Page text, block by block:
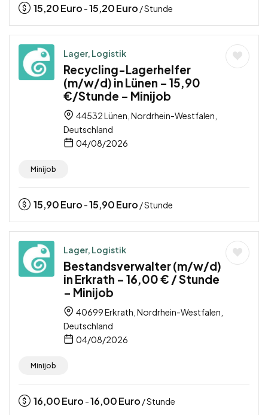
15,20Euro -15,20Euro / Stunde
Lager, Logistik
Recycling-Lagerhelfer
(m/w/d) in Lünen – 15,90
€/Stunde – Minijob
44532 Lünen, Nordrhein-Westfalen,
Deutschland
04/08/2026
Minijob
15,90Euro -15,90Euro / Stunde
Lager, Logistik
Bestandsverwalter (m/w/d)
in Erkrath – 16,00 € / Stunde
– Minijob
40699 Erkrath, Nordrhein-Westfalen,
Deutschland
04/08/2026
Minijob
16,00Euro -16,00Euro / Stunde